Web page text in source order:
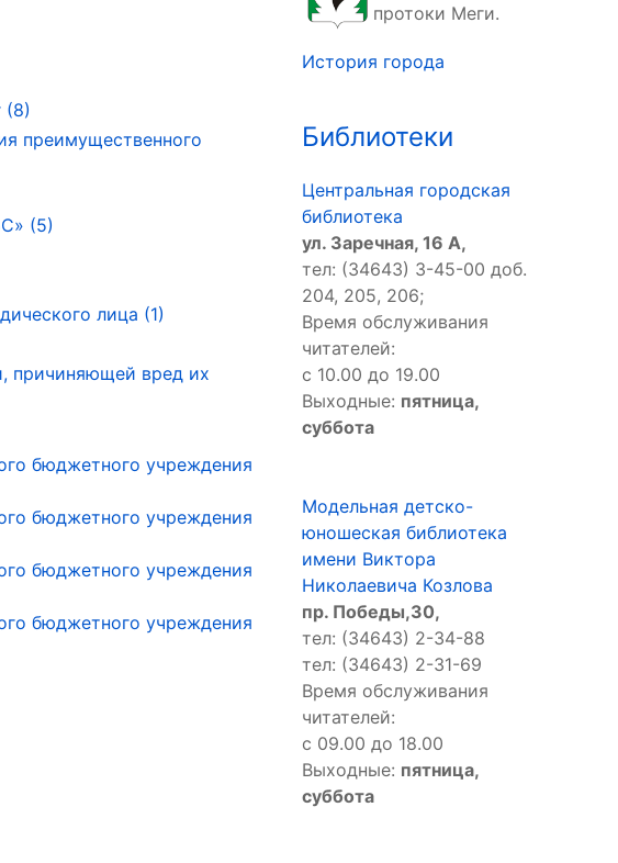
(8)
преимущественного
(5)
лица (1)
причиняющей вред их
бюджетного учреждения
бюджетного учреждения
бюджетного учреждения
бюджетного учреждения
протоки Меги.
История города
Библиотеки
Центральная городская
библиотека
ул. Заречная, 16 А,
тел: (34643) 3-45-00 доб.
204, 205, 206;
Время обслуживания
читателей:
с 10.00 до 19.00
Выходные: пятница,
суббота
Модельная детско-
юношеская библиотека
имени Виктора
Николаевича Козлова
пр. Победы,30,
тел: (34643) 2-34-88
тел: (34643) 2-31-69
Время обслуживания
читателей:
с 09.00 до 18.00
Выходные: пятница,
суббота